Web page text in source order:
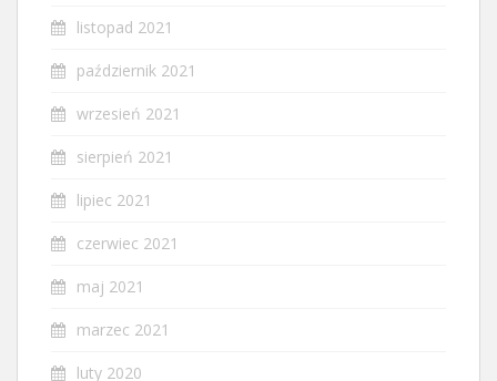
listopad 2021
październik 2021
wrzesień 2021
sierpień 2021
lipiec 2021
czerwiec 2021
maj 2021
marzec 2021
luty 2020